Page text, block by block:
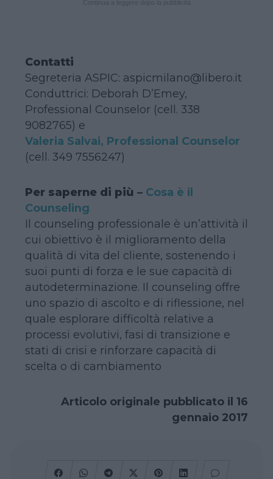
Contatti
Segreteria ASPIC: aspicmilano@libero.it
Conduttrici: Deborah D’Emey,
Professional Counselor (cell. 338
9082765) e
Valeria Salvai, Professional Counselor
(cell. 349 7556247)
Per saperne di più – Cosa è il
Counseling
Il counseling professionale è un’attività il
cui obiettivo è il miglioramento della
qualità di vita del cliente, sostenendo i
suoi punti di forza e le sue capacità di
autodeterminazione. Il counseling offre
uno spazio di ascolto e di riflessione, nel
quale esplorare difficoltà relative a
processi evolutivi, fasi di transizione e
stati di crisi e rinforzare capacità di
scelta o di cambiamento
Articolo originale pubblicato il 16
gennaio 2017